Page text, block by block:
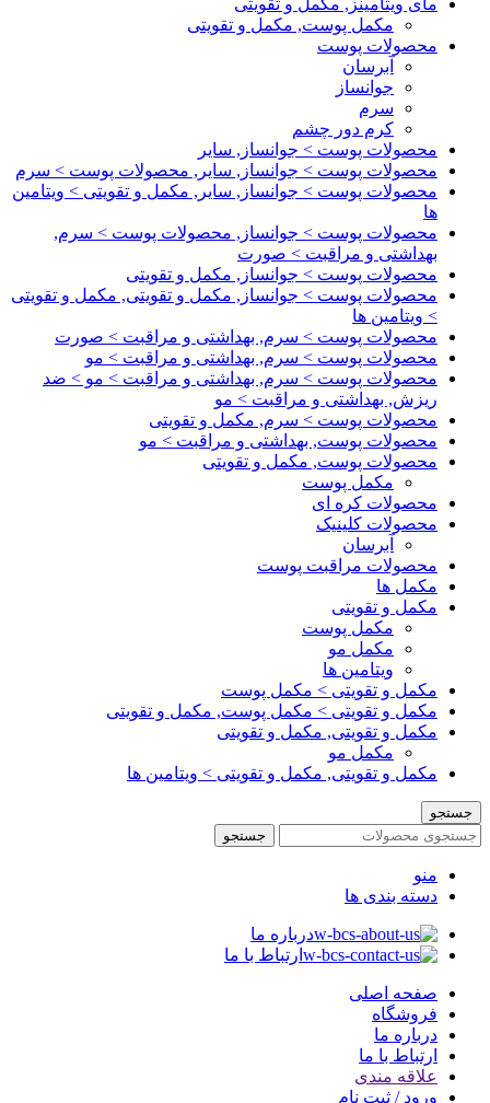
مای ویتامینز, مکمل و تقویتی
مکمل پوست, مکمل و تقویتی
محصولات پوست
آبرسان
جوانساز
سرم
کرم دور چشم
محصولات پوست > جوانساز, سایر
محصولات پوست > جوانساز, سایر, محصولات پوست > سرم
محصولات پوست > جوانساز, سایر, مکمل و تقویتی > ویتامین
ها
محصولات پوست > جوانساز, محصولات پوست > سرم,
بهداشتی و مراقبت > صورت
محصولات پوست > جوانساز, مکمل و تقویتی
محصولات پوست > جوانساز, مکمل و تقویتی, مکمل و تقویتی
> ویتامین ها
محصولات پوست > سرم, بهداشتی و مراقبت > صورت
محصولات پوست > سرم, بهداشتی و مراقبت > مو
محصولات پوست > سرم, بهداشتی و مراقبت > مو > ضد
ریزش, بهداشتی و مراقبت > مو
محصولات پوست > سرم, مکمل و تقویتی
محصولات پوست, بهداشتی و مراقبت > مو
محصولات پوست, مکمل و تقویتی
مکمل پوست
محصولات کره ای
محصولات کلینیک
آبرسان
محصولات مراقبت پوست
مکمل ها
مکمل و تقویتی
مکمل پوست
مکمل مو
ویتامین ها
مکمل و تقویتی > مکمل پوست
مکمل و تقویتی > مکمل پوست, مکمل و تقویتی
مکمل و تقویتی, مکمل و تقویتی
مکمل مو
مکمل و تقویتی, مکمل و تقویتی > ویتامین ها
جستجو
جستجو
منو
دسته بندی ها
درباره ما
ارتباط با ما
صفحه اصلی
فروشگاه
درباره ما
ارتباط با ما
علاقه مندی
ورود / ثبت نام